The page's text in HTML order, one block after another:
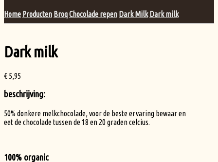
Home Producten BroqChocolade repen Dark Milk Dark milk
Dark milk
€ 5,95
beschrijving:
50% donkere melkchocolade, voor de beste ervaring bewaar en
eet de chocolade tussen de 18 en 20 graden celcius.
100% organic